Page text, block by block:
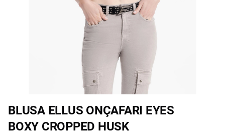
BLUSA ELLUS ONÇAFARI EYES
BOXY CROPPED HUSK